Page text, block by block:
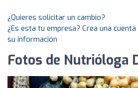
¿Quieres solicitar un cambio?
¿Es esta tu empresa? Crea una
su información
Fotos de Nutrióloga